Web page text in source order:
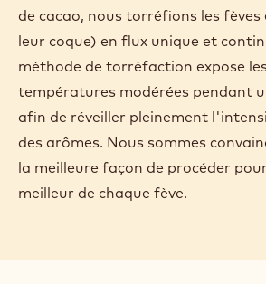
de cacao, nous torréfions les fèves
leur coque) en flux unique et
méthode de torréfaction expose
températures modérées pendant
afin de réveiller pleinement
des arômes. Nous sommes
la meilleure façon de procéder
meilleur de chaque fève.